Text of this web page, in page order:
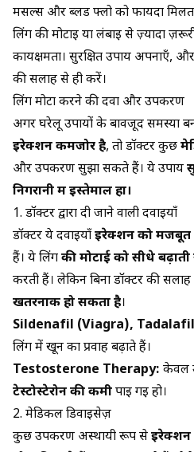
मसल्स और ब्लड फ्लो को फायदा
लिंग की मोटाई या लंबाई से ज़्यादा
कार्यक्षमता। सुरक्षित उपाय अपनाएँ,
की सलाह से ही करें।
लिंग मोटा करने की दवा और उपकरण
अगर घरेलू उपायों के बावजूद समस्या
इरेक्शन कमजोर है, तो डॉक्टर कुछ
और उपकरण सुझा सकते हैं। ये उपाय
निगरानी में इस्तेमाल हों।
1. डॉक्टर द्वारा दी जाने वाली दवाइयाँ
डॉक्टर ये दवाइयाँइरेक्शन को मजबूत
हैं। ये लिंगकी मोटाई को सीधे बढ़ाती
करती हैं। लेकिन बिना डॉक्टर की
खतरनाक हो सकता है।
Sildenafil (Viagra),
लिंग में खून का प्रवाह बढ़ाते हैं।
Testosterone Therapy: केवल
टेस्टोस्टेरोन की कमीपाई गई हो।
2. मेडिकल डिवाइसेज़
कुछ उपकरण अस्थायी रूप से